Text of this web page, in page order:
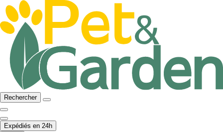
Rechercher
Expédiés en 24h